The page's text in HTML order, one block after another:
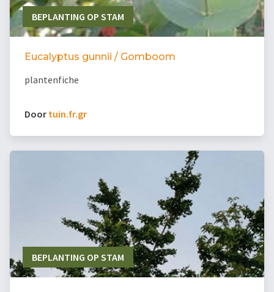
BEPLANTING OP STAM
Eucalyptus gunnii / Gomboom
plantenfiche
Door tuin.fr.gr
BEPLANTING OP STAM